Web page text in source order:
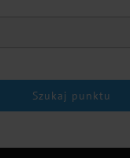
Szukaj punktu